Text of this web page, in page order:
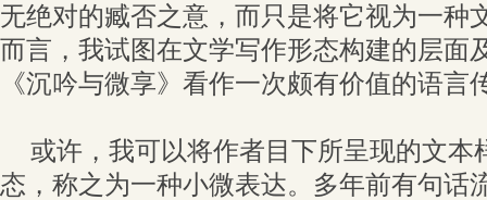
无绝对的臧否之意，而只是将它视为一种
而言，我试图在文学写作形态构建的层面
《沉吟与微享》看作一次颇有价值的语言
或许，我可以将作者目下所呈现的文本
态，称之为一种小微表达。多年前有句话